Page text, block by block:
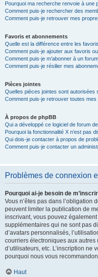
Pourquoi ma recherche renvoie à une
Comment puis-je rechercher des
Comment puis-je retrouver mes
Favoris et abonnements
Quelle est la différence entre les
Comment puis-je ajouter aux favoris
Comment puis-je m’abonner à un
Comment puis-je résilier mes
Pièces jointes
Quelles pièces jointes sont autorisées
Comment puis-je retrouver toutes mes
À propos de phpBB
Qui a développé ce logiciel de forum
Pourquoi la fonctionnalité X n’est pas
Qui dois-je contacter à propos de
Comment puis-je contacter un
Problèmes de connexion
Pourquoi ai-je besoin de
Vous n’êtes pas dans l’obligation
peuvent limiter la publication de
inscrivant, vous pouvez
supplémentaires qui ne sont pas
d’avatars personnalisés,
courriers électroniques aux autres
d’utilisateurs, etc. L’inscription ne
pourquoi nous vous
Haut